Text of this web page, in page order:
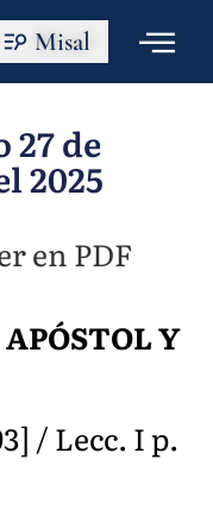
Misal
27 de
2025
en PDF
Y
/ Lecc. I p.